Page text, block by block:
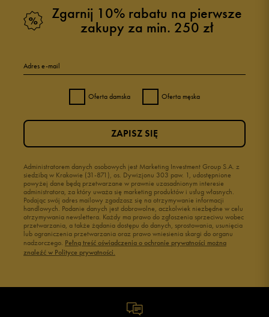
Zgarnij 10% rabatu na pierwsze
zakupy za min. 250 zł
Adres e-mail
Oferta damska Oferta męska
Administratorem danych osobowych jest Marketing Investment Group S.A. z
siedzibą w Krakowie (31-871), os. Dywizjonu 303 paw. 1, udostępnione
powyżej dane będą przetwarzane w prawnie uzasadnionym interesie
administratora, za który uważa się marketing produktów i usług własnych.
Podając swój adres mailowy zgadzasz się na otrzymywanie informacji
handlowych. Podanie danych jest dobrowolne, aczkolwiek niezbędne w celu
otrzymywania newslettera. Każdy ma prawo do zgłoszenia sprzeciwu wobec
przetwarzania, a także żądania dostępu do danych, sprostowania, usunięcia
lub ograniczenia przetwarzania oraz prawo wniesienia skargi do organu
nadzorczego. Pełną treść oświadczenia o ochronie prywatności można
znaleźć w Polityce prywatności.
ZAPISZ SIĘ